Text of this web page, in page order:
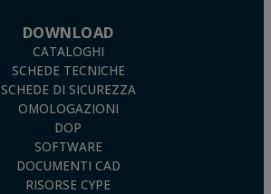
DOWNLOAD
CATALOGHI
SCHEDE TECNICHE
SCHEDE DI SICUREZZA
OMOLOGAZIONI
DOP
SOFTWARE
DOCUMENTI CAD
RISORSE CYPE